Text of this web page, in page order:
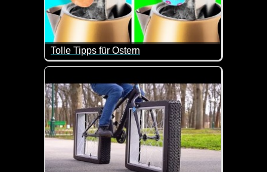
Tolle Tipps für Ostern
In diesem Video werden wirklich tolle